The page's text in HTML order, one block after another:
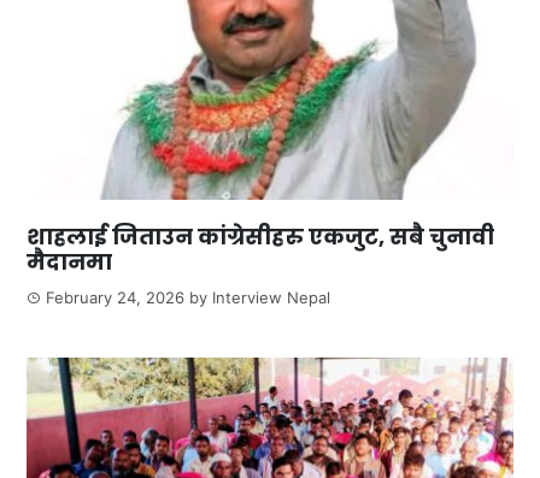
शाहलाई जिताउन कांग्रेसीहरु एकजुट, सबै चुनावी
मैदानमा
February 24, 2026 by Interview Nepal